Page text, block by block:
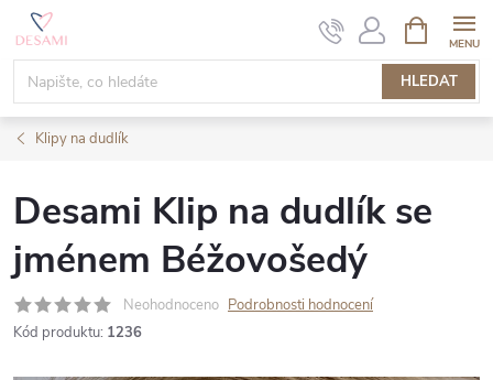
Přejít
obsah
HLEDAT
NÁKUPNÍ
KOŠÍK
Klipy na dudlík
Desami Klip na dudlík se
jménem Béžovošedý
Neohodnoceno Podrobnosti hodnocení
Kód produktu: 1236